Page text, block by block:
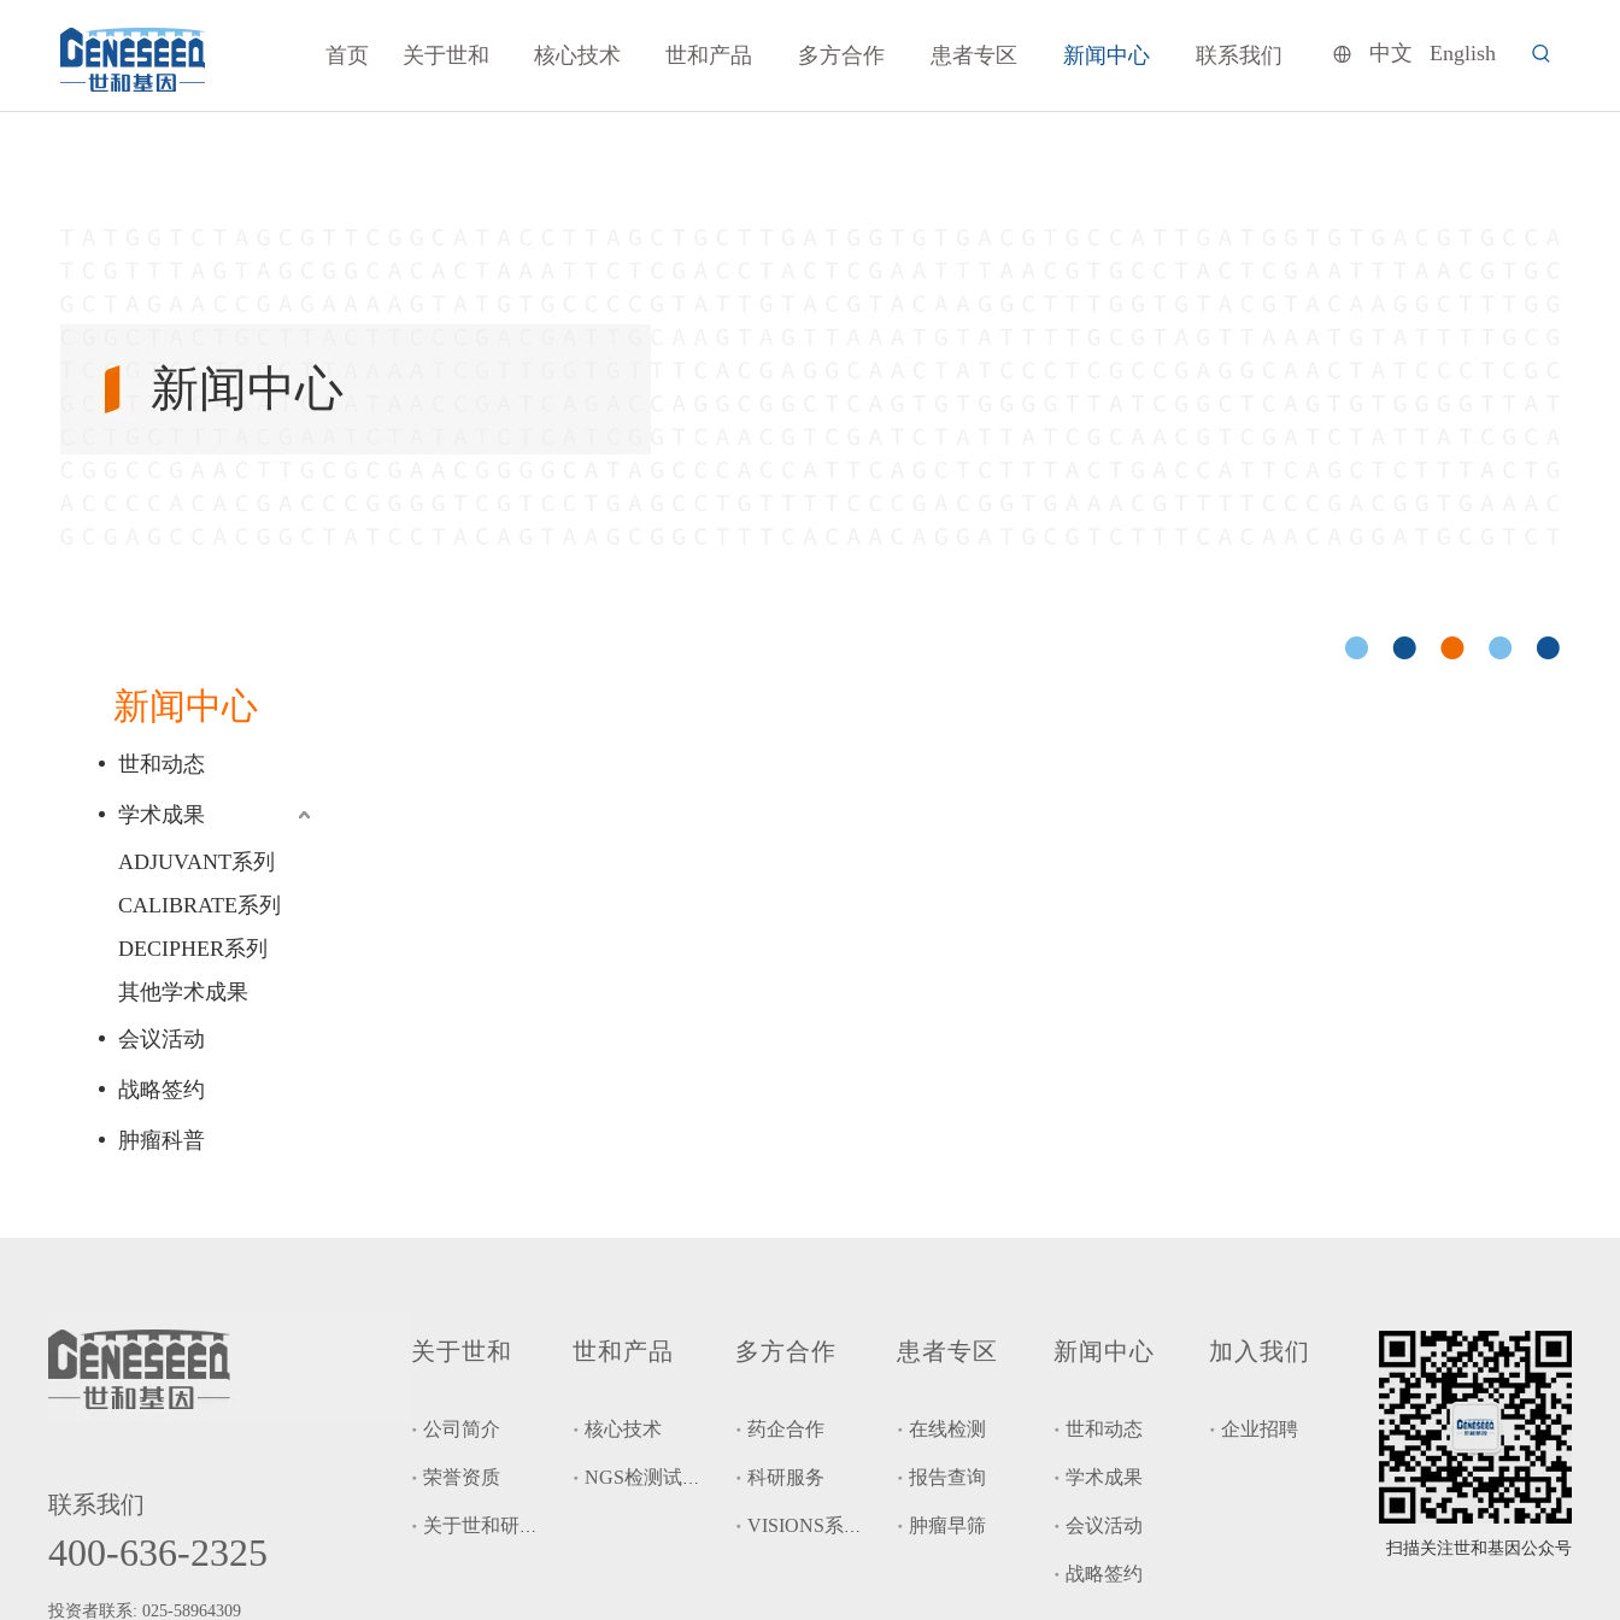
首页 关于世和 核心技术 世和产品 多方合作 患者专区 新闻中心 联系我们 中文 English
新闻中心
新闻中心
世和动态
学术成果
ADJUVANT系列
CALIBRATE系列
DECIPHER系列
其他学术成果
会议活动
战略签约
肿瘤科普
联系我们
400-636-2325
投资者联系: 025-58964309
关于世和
公司简介
荣誉资质
关于世和研究院
世和产品
核心技术
NGS检测试剂盒
多方合作
药企合作
科研服务
VISIONS系统
患者专区
在线检测
报告查询
肿瘤早筛
新闻中心
世和动态
学术成果
会议活动
战略签约
加入我们
企业招聘
扫描关注世和基因公众号